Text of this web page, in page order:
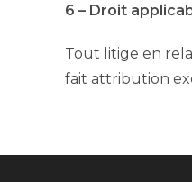
6 – Droit
Tout litige en
fait attribution